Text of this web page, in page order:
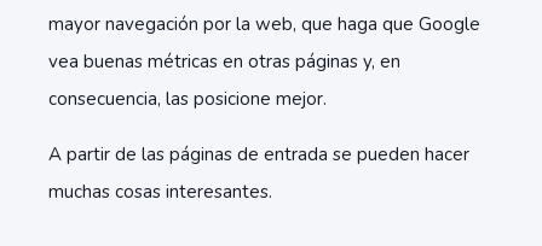
mayor navegación por la web, que haga que Google
vea buenas métricas en otras páginas y, en
consecuencia, las posicione mejor.
A partir de las páginas de entrada se pueden hacer
muchas cosas interesantes.